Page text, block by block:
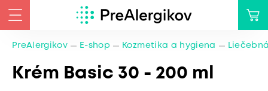
PreAlergikov E-shop Kozmetika a hygiena
Krém Basic 30 - 200 ml